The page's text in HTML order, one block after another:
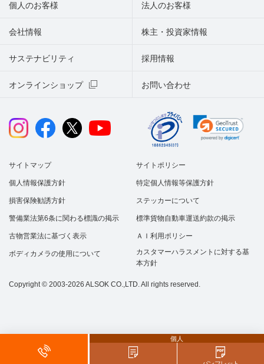
個人
個人のお客様 法人のお客様
会社情報 株主・投資家情報
サステナビリティ
オンラインショップ お問い合わせ
採用情報
サイトマップ サイトポリシー
個人情報保護方針 特定個人情報等保護方針
損害保険勧誘方針 ステッカーについて
警備業法第6条に関わる標識の掲示 標準貨物自動車運送約款の掲示
古物営業法に基づく表示 ＡＩ利用ポリシー
ボディカメラの使用について
カスタマーハラスメントに対する基
本方針
Copyright © 2003-2026 ALSOK CO.,LTD. All rights reserved.